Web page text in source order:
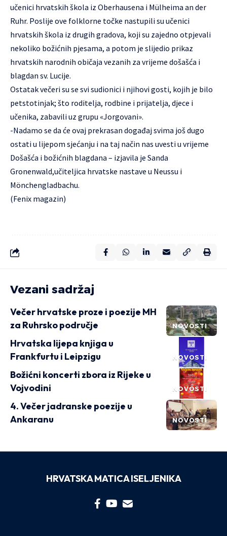
učenici hrvatskih škola iz Oberhausena i Mülheima an der
Ruhr. Poslije ove folklorne točke nastupili su učenici
hrvatskih škola iz drugih gradova, koji su zajedno otpjevali
nekoliko božićnih pjesama, a potom je slijedio prikaz
hrvatskih narodnih običaja vezanih za vrijeme došašća i
blagdan sv. Lucije.
Ostatak večeri su se svi sudionici i njihovi gosti, kojih je bilo
petstotinjak; što roditelja, rodbine i prijatelja, djece i
učenika, zabavili uz grupu «Jorgovani».
-Nadamo se da će ovaj prekrasan događaj svima još dugo
ostati u lijepom sjećanju i na taj način nas uvesti u vrijeme
Došašća i božićnih blagdana – izjavila je Sanda
Gronenwald,učiteljica hrvatske nastave u Neussu i
Mönchengladbachu.
(Fenix magazin)
Vezani sadržaj
NOVOSTI
Večer hrvatske proze i poezije MH
za Ruhrsko područje
NOVOSTI
Hrvatska lijepa knjiga u
Frankfurtu i Leipzigu
NOVOSTI
Božićni koncerti zbora iz Rijeke u
Vojvodini
NOVOSTI
4. Večer jadranske poezije u
Ankaranu
HRVATSKA MATICA ISELJENIKA